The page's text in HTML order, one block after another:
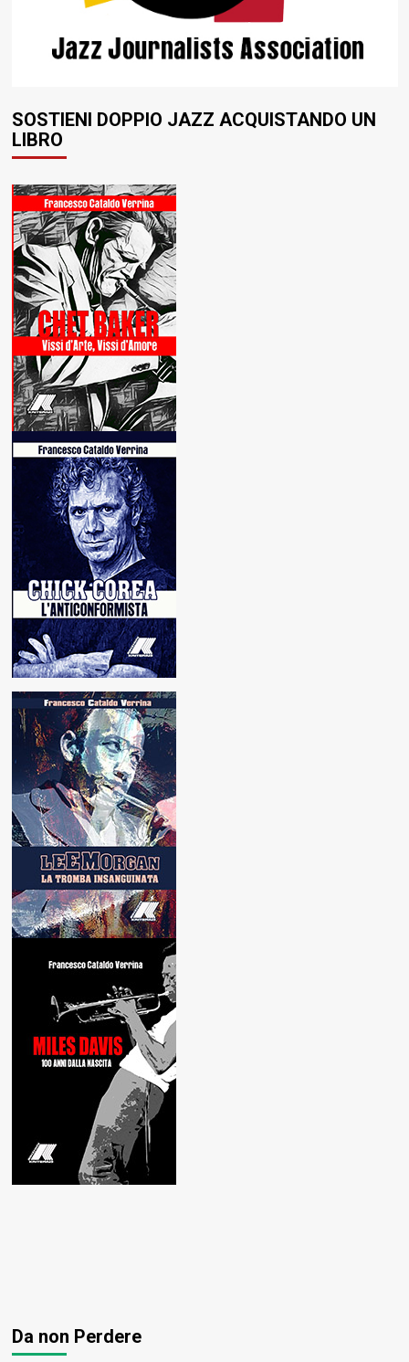
SOSTIENI DOPPIO JAZZ ACQUISTANDO UN
LIBRO
Da non Perdere